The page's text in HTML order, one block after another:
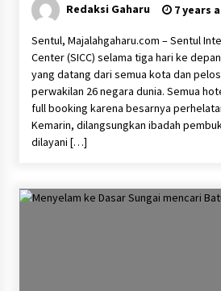
Redaksi Gaharu 7 years
Sentul, Majalahgaharu.com – Sentul
Center (SICC) selama tiga hari ke
yang datang dari semua kota dan
perwakilan 26 negara dunia. Semua
full booking karena besarnya
Kemarin, dilangsungkan ibadah
dilayani […]